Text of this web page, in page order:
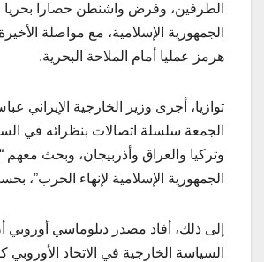
الطرفين، وفرض واشنطن حصارا بحريا
الجمهورية الإسلامية، مع مواصلة
هرمز عمليا أمام الملاحة البحرية.
توازيا، أجرى وزير الخارجية الإيراني
الجمعة سلسلة اتصالات بنظرائه في
وتركيا والعراق وأذربيجان، وبحث معهم
الجمهورية الإسلامية لإنهاء الحرب”،
إلى ذلك، أفاد مصدر دبلوماسي
السياسة الخارجية في الاتحاد الأوروبي